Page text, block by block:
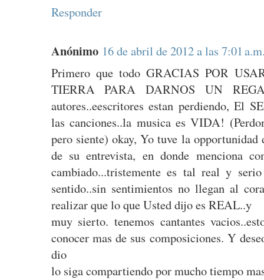
Responder
Anónimo 16 de abril de 2012 a las 7:01
Primero que todo GRACIAS POR
TIERRA PARA DARNOS UN
autores..eescritores estan perdiendo, El
las canciones..la musica es VIDA!
pero siente) okay, Yo tuve la
de su entrevista, en donde menciona
cambiado...tristemente es tal real y
sentido..sin sentimientos no llegan al
realizar que lo que Usted dijo es REAL..y
muy sierto. tenemos cantantes
conocer mas de sus composiciones. Y
dio
lo siga compartiendo por mucho tiempo